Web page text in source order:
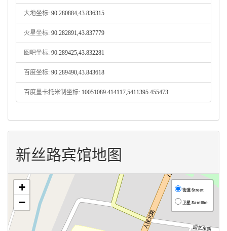
大地坐标: 90.280884,43.836315
火星坐标: 90.282891,43.837779
图吧坐标: 90.289425,43.832281
百度坐标: 90.289490,43.843618
百度墨卡托米制坐标: 10051089.414117,5411395.455473
新丝路宾馆地图
+
−
街道 Street
卫星 Satellite